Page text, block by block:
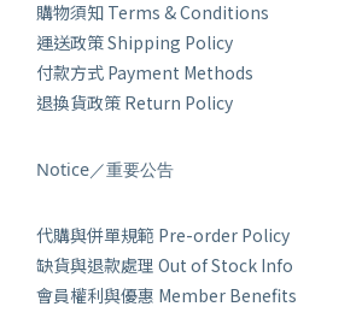
購物須知 Terms & Conditions
運送政策 Shipping Policy
付款方式 Payment Methods
退換貨政策 Return Policy
Notice／重要公告
代購與併單規範 Pre-order Policy
缺貨與退款處理 Out of Stock Info
會員權利與優惠 Member Benefits